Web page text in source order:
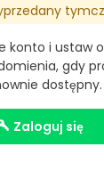
konto i ustaw
gdy
dostępny.
zaloguj się